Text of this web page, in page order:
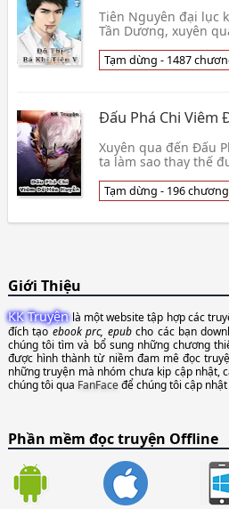
Tiên Nguyên đại lục
Tần Dương, xuyên
sắc hoa đô cuộc
thị, quy định phạm vi
Tạm dừng - 1487
Đấu Phá Chi Viêm
Xuyên qua đến Đấu
ta làm sao thay thế
Đế.
Tạm dừng - 196 chương
Giới Thiệu
KK Truyệnlà một website tập hợp các
đích tạoebook prc, epubcho các bạn
chúng tôi tìm và bổ sung những chương
được hình thành từ niềm đam mê đọc
những truyện mà nhóm chưa kịp cập nhật,
chúng tôi qua FanFaceđể chúng tôi cập nhật
Phần mềm đọc truyện Offline